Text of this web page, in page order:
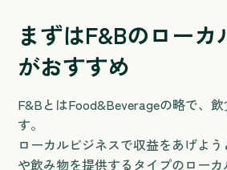
まずはF&Bのローカ
がおすすめ
F&BとはFood&Beverageの略で、
す。
ローカルビジネスで収益をあげよ
や飲み物を提供するタイプのロー